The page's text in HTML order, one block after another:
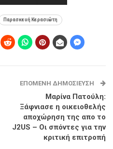
Παρασκευή Κερασιώτη
ΕΠΌΜΕΝΗ ΔΗΜΟΣΊΕΥΣΗ
Μαρίνα Πατούλη:
Ξάφνιασε η οικειοθελής
αποχώρηση της απο το
J2US – Οι σπόντες για την
κριτική επιτροπή